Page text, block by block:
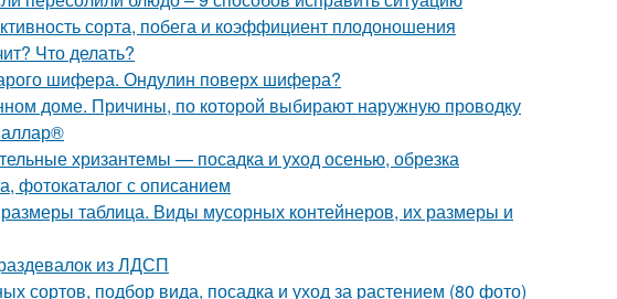
сорта, побега и коэффициент плодоношения
Что делать?
шифера. Ондулин поверх шифера?
доме. Причины, по которой выбирают наружную проводку
хризантемы — посадка и уход осенью, обрезка
фотокаталог с описанием
таблица. Виды мусорных контейнеров, их размеры и
из ЛДСП
сортов, подбор вида, посадка и уход за растением (80 фото)